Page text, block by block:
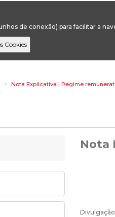
de conexão) para facilitar a
Nota Explicativa | Regime
Nota